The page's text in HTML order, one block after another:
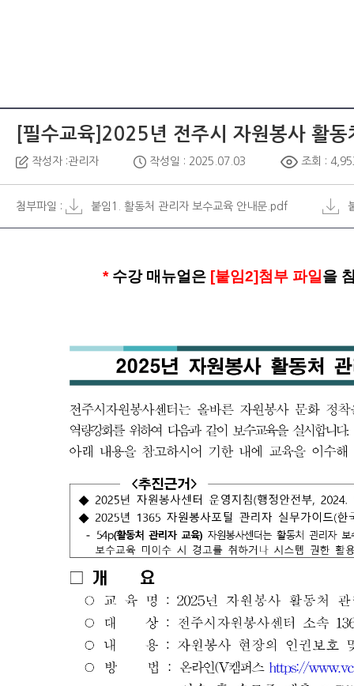
[필수교육]2025년 전주시 자원봉사 활
작성자 :관리자 작성일 : 2025.07.03 조회 :
첨부파일 : 붙임1. 활동처 관리자 보수교육 안내문.pdf
* 수강 매뉴얼은 [붙임2]첨부 파일 을